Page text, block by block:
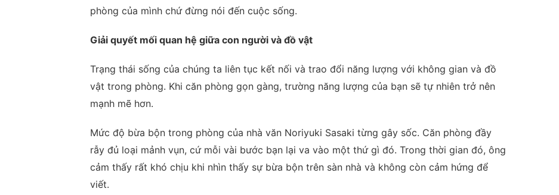
phòng của mình chứ đừng nói đến cuộc sống.
Giải quyết mối quan hệ giữa con người và đồ vật
Trạng thái sống của chúng ta liên tục kết nối và trao đổi năng lượng với không gian và đồ
vật trong phòng. Khi căn phòng gọn gàng, trường năng lượng của bạn sẽ tự nhiên trở nên
mạnh mẽ hơn.
Mức độ bừa bộn trong phòng của nhà văn Noriyuki Sasaki từng gây sốc. Căn phòng đầy
rẫy đủ loại mảnh vụn, cứ mỗi vài bước bạn lại va vào một thứ gì đó. Trong thời gian đó, ông
cảm thấy rất khó chịu khi nhìn thấy sự bừa bộn trên sàn nhà và không còn cảm hứng để
viết.